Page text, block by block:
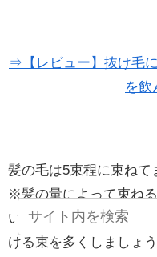
⇒【レビュー】抜け毛
を飲
髪の毛は5束程に束ねて
※髪の量によって束ね
いと真っ 直ぐにカット
ける束を多くしましょう